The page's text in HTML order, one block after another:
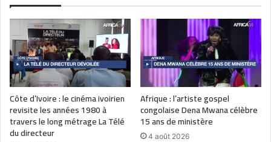
Côte d’Ivoire : le cinéma ivoirien
revisite les années 1980 à
travers le long métrage La Télé
du directeur
Afrique : l’artiste gospel
congolaise Dena Mwana célèbre
15 ans de ministère
4 août 2026